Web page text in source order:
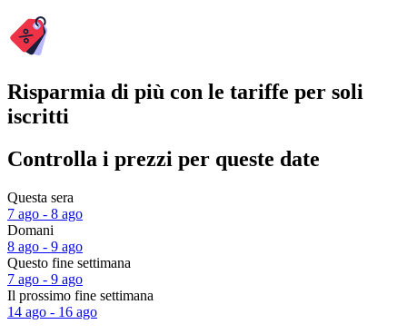
Risparmia di più con le tariffe per soli
iscritti
Controlla i prezzi per queste date
Questa sera
7 ago - 8 ago
Domani
8 ago - 9 ago
Questo fine settimana
7 ago - 9 ago
Il prossimo fine settimana
14 ago - 16 ago